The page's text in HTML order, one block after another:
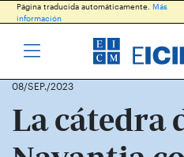
Página traducida automáticamente. Más
información
08/SEP./2023
La cátedra